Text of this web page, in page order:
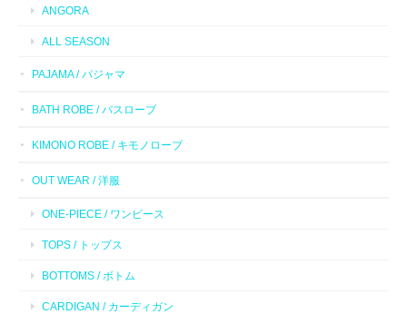
ANGORA
ALL SEASON
PAJAMA / パジャマ
BATH ROBE / バスローブ
KIMONO ROBE / キモノローブ
OUT WEAR / 洋服
ONE-PIECE / ワンピース
TOPS / トップス
BOTTOMS / ボトム
CARDIGAN / カーディガン